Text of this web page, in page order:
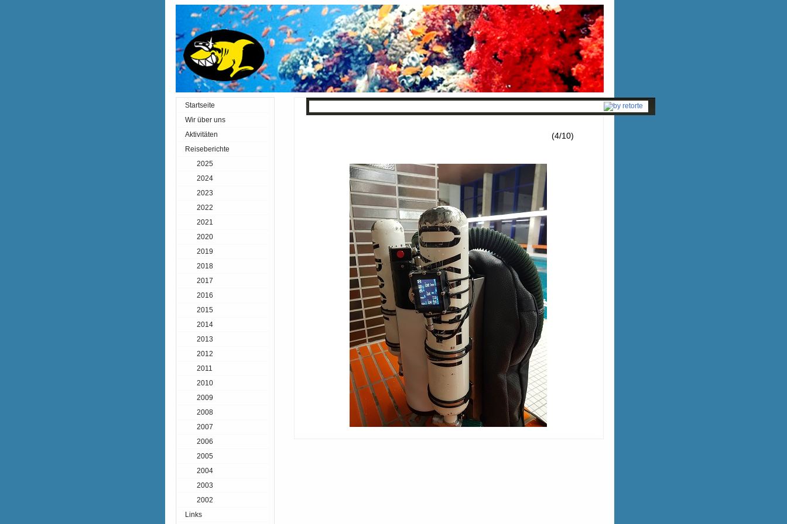
(4/10)
Startseite
Wir über uns
Aktivitäten
Reiseberichte
2025
2024
2023
2022
2021
2020
2019
2018
2017
2016
2015
2014
2013
2012
2011
2010
2009
2008
2007
2006
2005
2004
2003
2002
Links